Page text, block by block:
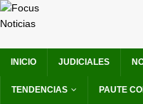
INICIO JUDICIALES
TENDENCIAS PAUTE